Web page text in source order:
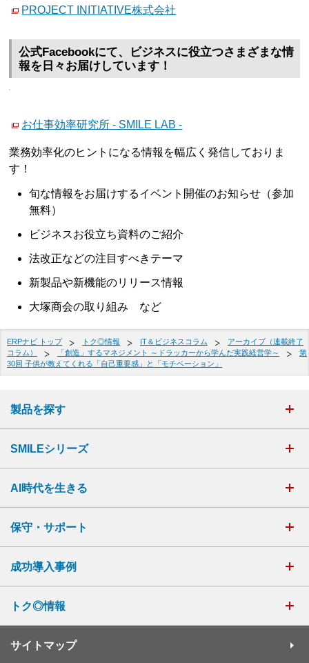
PROJECT INITIATIVE株式会社
公式Facebookにて、ビジネスに役立つさまざまな情
報を日々お届けしています！
お仕事効率研究所 - SMILE LAB -
業務効率化のヒントになる情報を幅広く発信しておりま
す！
旬な情報をお届けするイベント開催のお知らせ（参加
無料）
ビジネスお役立ち資料のご紹介
法改正などの注目すべきテーマ
新製品や新機能のリリース情報
大塚商会の取り組み など
ERPナビ トップ トク◎情報 IT＆ビジネスコラム
アーカイブ（連載終了
コラム）
「創造」するマネジメント ～ドラッカーから学んだ実践経営学～
第
30回 子供が教えてくれる「自己重要感」と「モチベーション」
製品を探す
SMILEシリーズ
AI時代を生きる
保守・サポート
成功導入事例
トク◎情報
サイトマップ